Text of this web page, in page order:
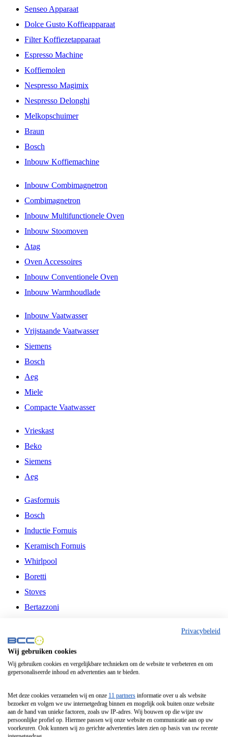
Senseo Apparaat
Dolce Gusto Koffieapparaat
Filter Koffiezetapparaat
Espresso Machine
Koffiemolen
Nespresso Magimix
Nespresso Delonghi
Melkopschuimer
Braun
Bosch
Inbouw Koffiemachine
Inbouw Combimagnetron
Combimagnetron
Inbouw Multifunctionele Oven
Inbouw Stoomoven
Atag
Oven Accessoires
Inbouw Conventionele Oven
Inbouw Warmhoudlade
Inbouw Vaatwasser
Vrijstaande Vaatwasser
Siemens
Bosch
Aeg
Miele
Compacte Vaatwasser
Vrieskast
Beko
Siemens
Aeg
Gasfornuis
Bosch
Inductie Fornuis
Keramisch Fornuis
Whirlpool
Boretti
Stoves
Bertazzoni
Fitelli
Airfryer
Frituurpan
Contactgrill
Broodbakmachine
Broodrooster
Privacybeleid
Wij gebruiken cookies
Wij gebruiken cookies en vergelijkbare technieken om de website te verbeteren en om
gepersonaliseerde inhoud en advertenties aan te bieden.
Met deze cookies verzamelen wij en onze 11 partners informatie over u als website
bezoeker en volgen we uw internetgedrag binnen en mogelijk ook buiten onze website
aan de hand van unieke factoren, zoals uw IP-adres. Wij bouwen op die wijze uw
persoonlijke profiel op. Hiermee passen wij onze website en communicatie aan op uw
voorkeuren. Ook kunnen wij zo gerichte advertenties laten zien op basis van uw recente